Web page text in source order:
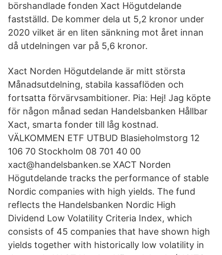
börshandlade fonden Xact Högutdelande
fastställd. De kommer dela ut 5,2 kronor under
2020 vilket är en liten sänkning mot året innan
då utdelningen var på 5,6 kronor.
Xact Norden Högutdelande är mitt största
Månadsutdelning, stabila kassaflöden och
fortsatta förvärvsambitioner. Pia: Hej! Jag köpte
för någon månad sedan Handelsbanken Hållbar
Xact, smarta fonder till låg kostnad.
VÄLKOMMEN ETF UTBUD Blasieholmstorg 12
106 70 Stockholm 08 701 40 00
xact@handelsbanken.se XACT Norden
Högutdelande tracks the performance of stable
Nordic companies with high yields. The fund
reflects the Handelsbanken Nordic High
Dividend Low Volatility Criteria Index, which
consists of 45 companies that have shown high
yields together with historically low volatility in